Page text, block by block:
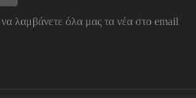
να λαμβάνετε όλα μας τα νέα στο email